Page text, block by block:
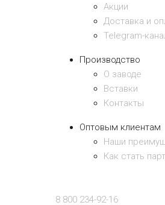
Акции
Доставка и
Telegram-
Производство
О заводе
Вставки
Контакты
Оптовым клиентам
Наши
Как стать
8 800 234-92-16